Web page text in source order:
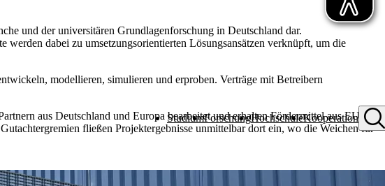
StudiumForschungHochschuleKooperation
und der universitären Grundlagenforschung in Deutschland dar.
werden dabei zu umsetzungsorientierten Lösungsansätzen verknüpft, um die
modellieren, simulieren und erproben. Verträge mit Betreibern
aus Deutschland und Europa bearbeitet und erhalten Fördermittel aus EU,
fließen Projektergebnisse unmittelbar dort ein, wo die Weichen für